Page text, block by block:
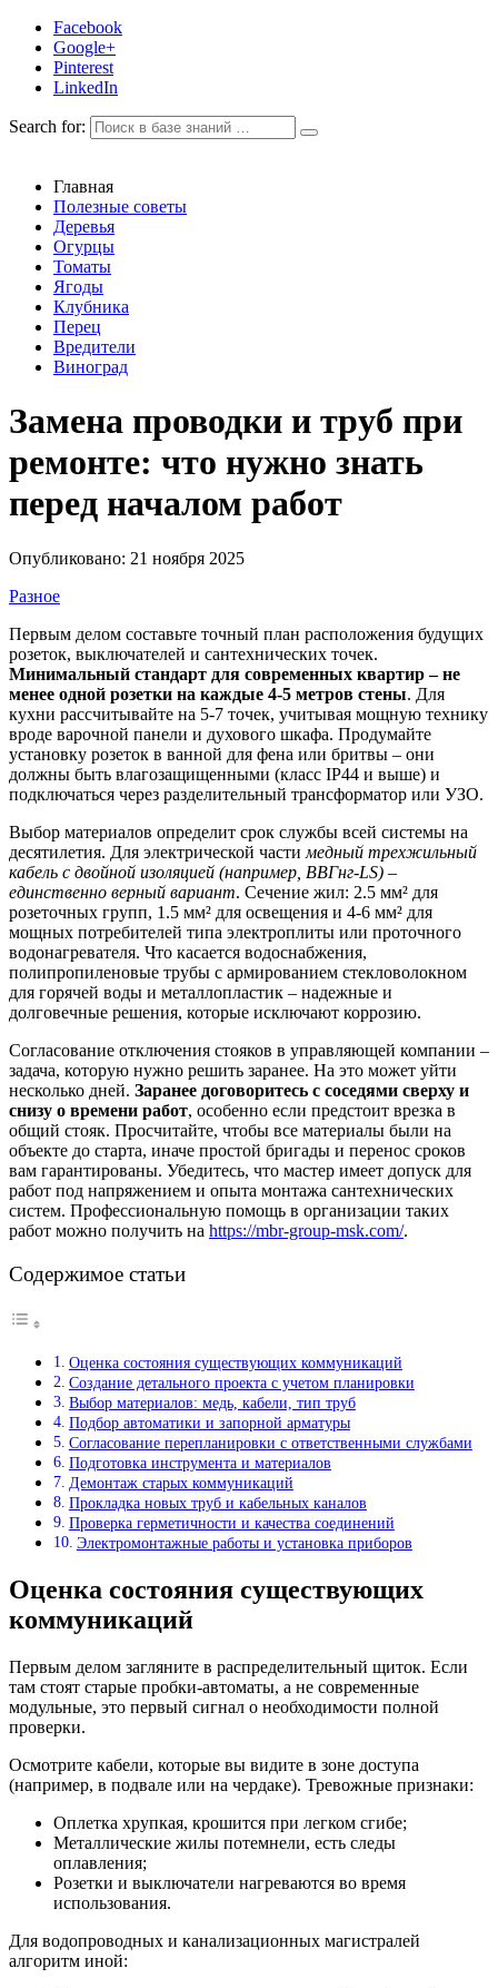
Facebook
Google+
Pinterest
LinkedIn
Search for:
Главная
Полезные советы
Деревья
Огурцы
Томаты
Ягоды
Клубника
Перец
Вредители
Виноград
Замена проводки и труб при
ремонте: что нужно знать
перед началом работ
Опубликовано: 21 ноября 2025
Разное
Первым делом составьте точный план расположения будущих
розеток, выключателей и сантехнических точек.
Минимальный стандарт для современных квартир – не
менее одной розетки на каждые 4-5 метров стены. Для
кухни рассчитывайте на 5-7 точек, учитывая мощную технику
вроде варочной панели и духового шкафа. Продумайте
установку розеток в ванной для фена или бритвы – они
должны быть влагозащищенными (класс IP44 и выше) и
подключаться через разделительный трансформатор или УЗО.
Выбор материалов определит срок службы всей системы на
десятилетия. Для электрической части медный трехжильный
кабель с двойной изоляцией (например, ВВГнг-LS) –
единственно верный вариант. Сечение жил: 2.5 мм² для
розеточных групп, 1.5 мм² для освещения и 4-6 мм² для
мощных потребителей типа электроплиты или проточного
водонагревателя. Что касается водоснабжения,
полипропиленовые трубы с армированием стекловолокном
для горячей воды и металлопластик – надежные и
долговечные решения, которые исключают коррозию.
Согласование отключения стояков в управляющей компании –
задача, которую нужно решить заранее. На это может уйти
несколько дней. Заранее договоритесь с соседями сверху и
снизу о времени работ, особенно если предстоит врезка в
общий стояк. Просчитайте, чтобы все материалы были на
объекте до старта, иначе простой бригады и перенос сроков
вам гарантированы. Убедитесь, что мастер имеет допуск для
работ под напряжением и опыта монтажа сантехнических
систем. Профессиональную помощь в организации таких
работ можно получить на https://mbr-group-msk.com/.
Содержимое статьи
Оценка состояния существующих коммуникаций
Создание детального проекта с учетом планировки
Выбор материалов: медь, кабели, тип труб
Подбор автоматики и запорной арматуры
Согласование перепланировки с ответственными службами
Подготовка инструмента и материалов
Демонтаж старых коммуникаций
Прокладка новых труб и кабельных каналов
Проверка герметичности и качества соединений
Электромонтажные работы и установка приборов
Оценка состояния существующих
коммуникаций
Первым делом загляните в распределительный щиток. Если
там стоят старые пробки-автоматы, а не современные
модульные, это первый сигнал о необходимости полной
проверки.
Осмотрите кабели, которые вы видите в зоне доступа
(например, в подвале или на чердаке). Тревожные признаки:
Оплетка хрупкая, крошится при легком сгибе;
Металлические жилы потемнели, есть следы
оплавления;
Розетки и выключатели нагреваются во время
использования.
Для водопроводных и канализационных магистралей
алгоритм иной: